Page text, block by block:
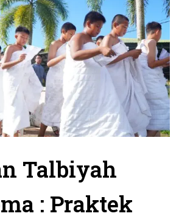
Talbiyah
: Praktek